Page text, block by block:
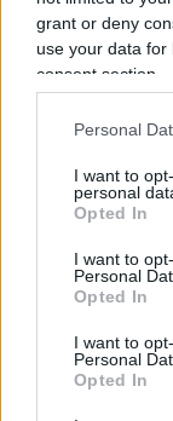
grant or deny
use your data for
consent section.
Personal
I want to
personal
Opted In
I want to
Personal
Opted In
I want to
Personal
Opted In
sottolineando
buona fede e,
errori di
La
La sentenza è
dal giudice Ilio
terza sezione
derubricato a
querela di